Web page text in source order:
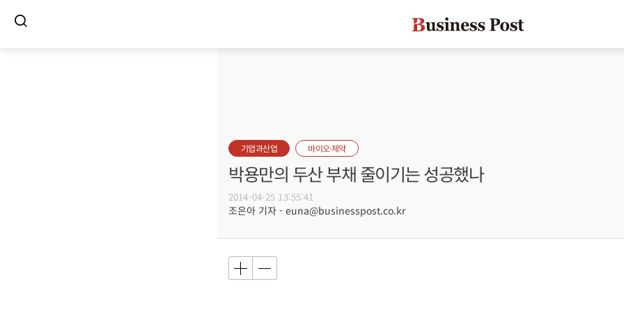
기업과산업 바이오·제약
박용만의 두산 부채 줄이기는 성공했나
2014-04-25 13:55:41
조은아 기자 - euna@businesspost.co.kr